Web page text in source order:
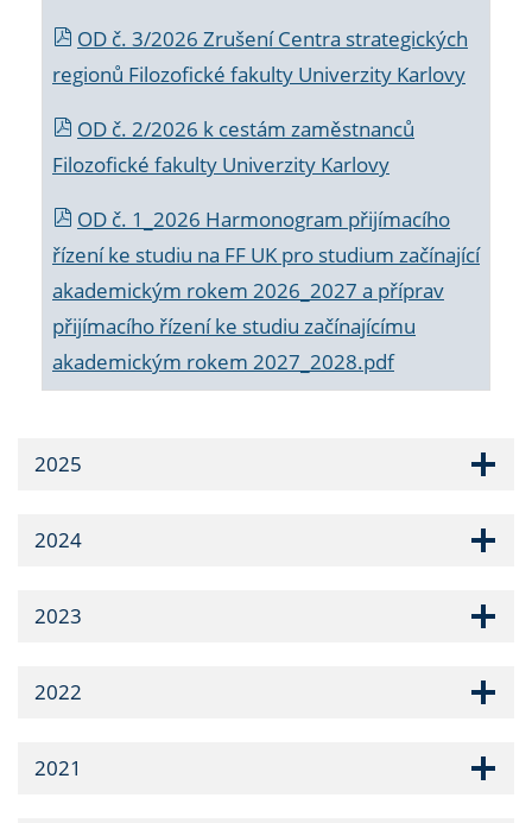
OD č. 3/2026 Zrušení Centra strategických
regionů Filozofické fakulty Univerzity Karlovy
OD č. 2/2026 k cestám zaměstnanců
Filozofické fakulty Univerzity Karlovy
OD č. 1_2026 Harmonogram přijímacího
řízení ke studiu na FF UK pro studium začínající
akademickým rokem 2026_2027 a příprav
přijímacího řízení ke studiu začínajícímu
akademickým rokem 2027_2028.pdf
2025
2024
2023
2022
2021